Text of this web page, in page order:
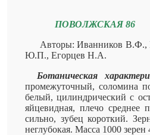
ПОВОЛЖСКАЯ 86
Авторы: Иванников В.Ф.,
Ю.П., Егорцев Н.А.
Ботаническая
промежуточный, соломина
белый, цилиндрический с
яйцевидная, плечо среднее
сильно, зубец короткий.
неглубокая. Масса 1000 зерен